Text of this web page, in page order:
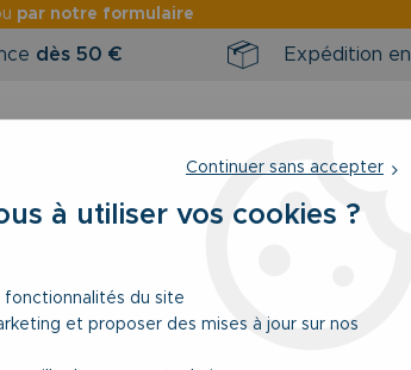
par notre formulaire
dès 50 € Expédition en
de Bain Kaki Abraxas Du 2XL au 10XL
Continuer sans accepter
à utiliser vos cookies ?
du site
et proposer des mises à jour sur nos